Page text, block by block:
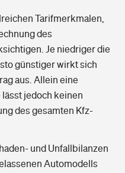
Tarifmerkmalen,
des
Je niedriger die
günstiger wirkt sich
aus. Allein eine
jedoch keinen
des gesamten Kfz-
und Unfallbilanzen
Automodells